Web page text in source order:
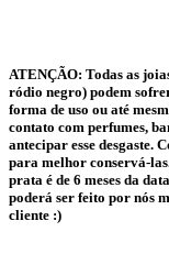
ATENÇÃO: Todas as
ródio negro) podem
forma de uso ou até
contato com perfumes,
antecipar esse desgaste.
para melhor conservá-
prata é de 6 meses da
poderá ser feito por nós
cliente :)